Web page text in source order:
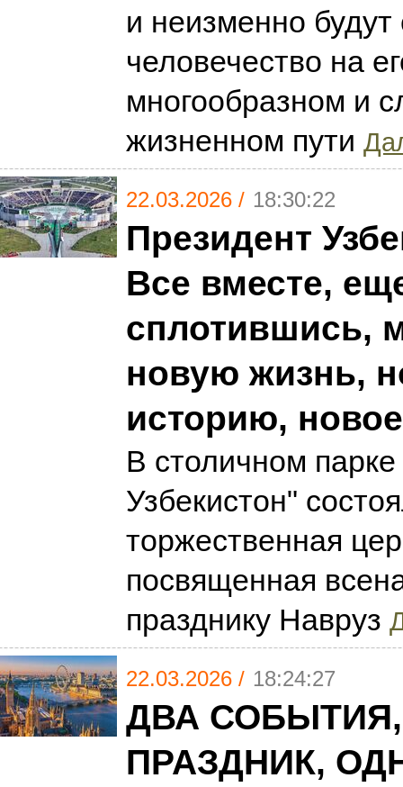
и неизменно
человечество на
многообразном и
жизненном пути
22.03.2026 / 18:30:22
Президент
Все вместе,
сплотившись,
новую жизнь,
историю,
В столичном
Узбекистон"
торжественная
посвященная
празднику Навруз
22.03.2026 / 18:24:27
ДВА
ПРАЗДНИК,